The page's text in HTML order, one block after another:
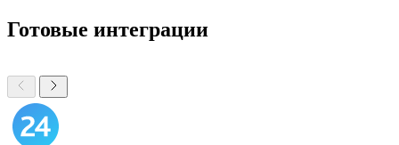
Готовые интеграции